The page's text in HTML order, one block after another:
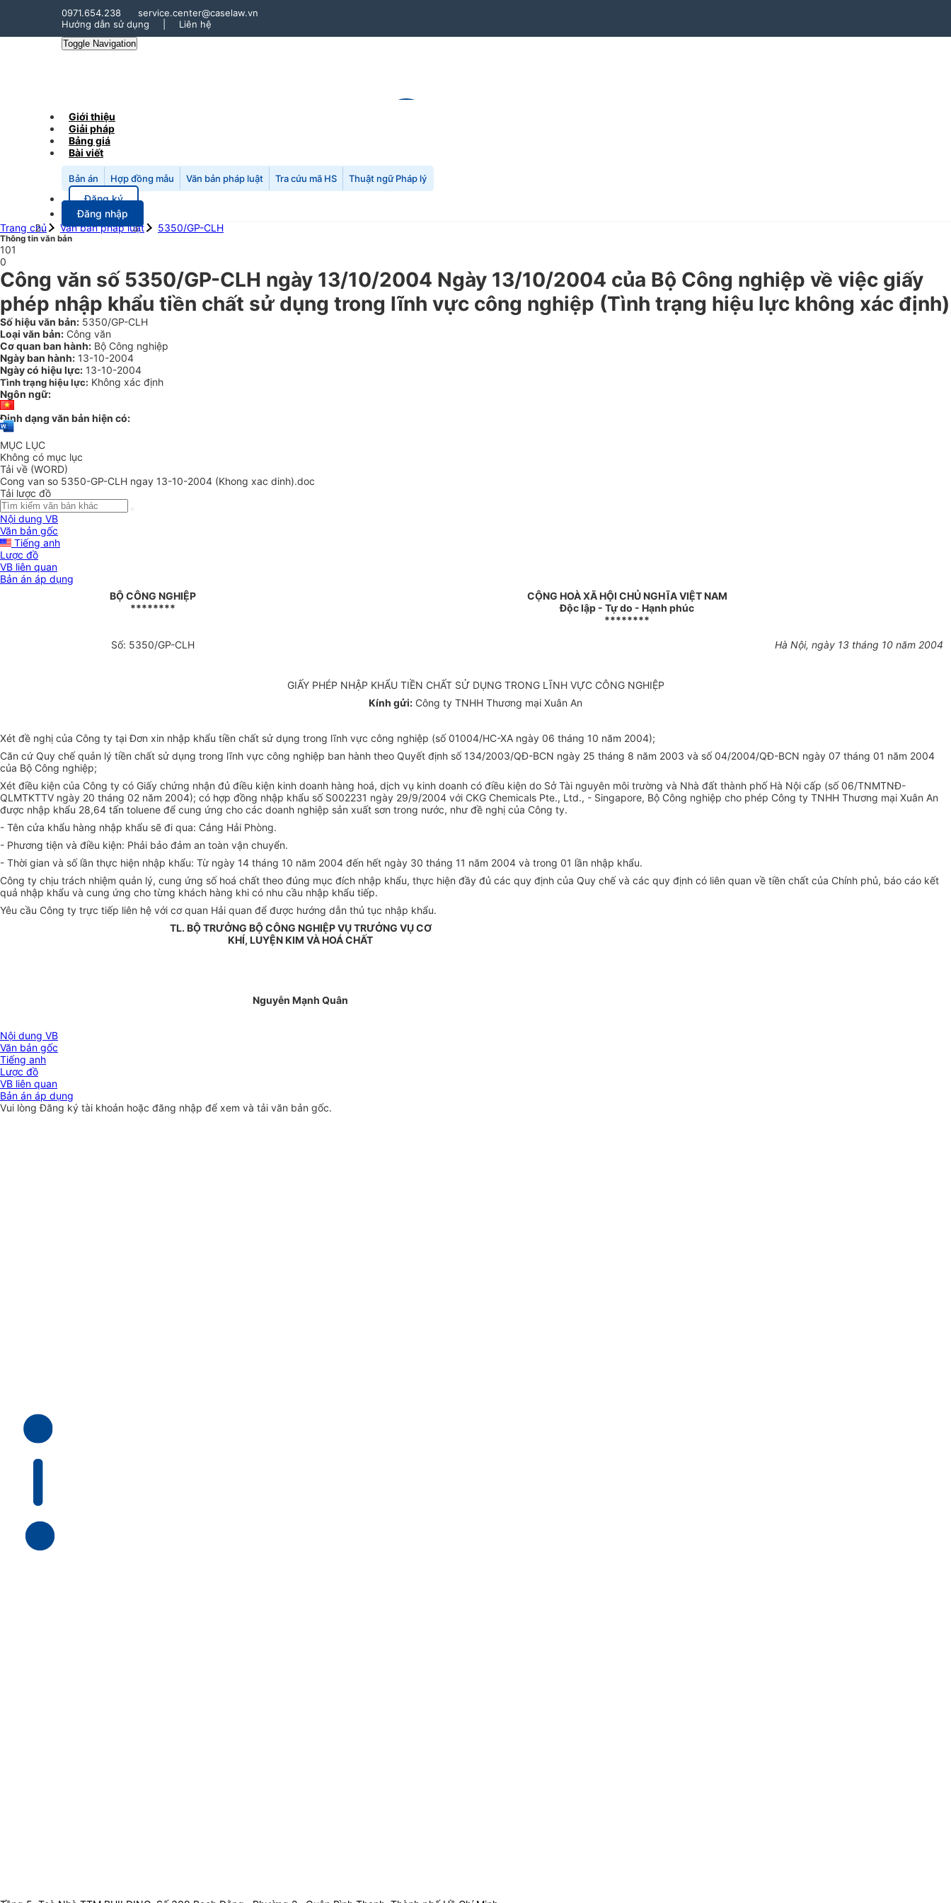
0971.654.238
service.center@caselaw.vn
Hướng dẫn sử dụng
Liên hệ
Toggle Navigation
Giới thiệu
Giải pháp
Bảng giá
Bài viết
Bản án Hợp đồng mẫu Văn bản pháp luật Tra cứu mã HS Thuật ngữ Pháp lý
Đăng ký
Đăng nhập
Trang chủ
Văn bản pháp luật 5350/GP-CLH
Thông tin văn bản
101
0
Công văn số 5350/GP-CLH ngày 13/10/2004 Ngày 13/10/2004 của Bộ Công nghiệp về việc giấy
phép nhập khẩu tiền chất sử dụng trong lĩnh vực công nghiệp (Tình trạng hiệu lực không xác định)
Số hiệu văn bản: 5350/GP-CLH
Loại văn bản: Công văn
Cơ quan ban hành: Bộ Công nghiệp
Ngày ban hành: 13-10-2004
Ngày có hiệu lực: 13-10-2004
Tình trạng hiệu lực: Không xác định
Ngôn ngữ:
Định dạng văn bản hiện có:
MỤC LỤC
Không có mục lục
Tải về (WORD)
Cong van so 5350-GP-CLH ngay 13-10-2004 (Khong xac dinh).doc
Tải lược đồ
Nội dung VB
Văn bản gốc
Tiếng anh
Lược đồ
VB liên quan
Bản án áp dụng
BỘ CÔNG NGHIỆP
********
CỘNG HOÀ XÃ HỘI CHỦ NGHĨA VIỆT NAM
Độc lập - Tự do - Hạnh phúc
********
Số: 5350/GP-CLH Hà Nội, ngày 13 tháng 10 năm 2004
GIẤY PHÉP NHẬP KHẨU TIỀN CHẤT SỬ DỤNG TRONG LĨNH VỰC CÔNG NGHIỆP
Kính gửi: Công ty TNHH Thương mại Xuân An
Xét đề nghị của Công ty tại Đơn xin nhập khẩu tiền chất sử dụng trong lĩnh vực công nghiệp (số 01004/HC-XA ngày 06 tháng 10 năm 2004);
Căn cứ Quy chế quản lý tiền chất sử dụng trong lĩnh vực công nghiệp ban hành theo Quyết định số 134/2003/QĐ-BCN ngày 25 tháng 8 năm 2003 và số 04/2004/QĐ-BCN ngày 07 tháng 01 năm 2004
của Bộ Công nghiệp;
Xét điều kiện của Công ty có Giấy chứng nhận đủ điều kiện kinh doanh hàng hoá, dịch vụ kinh doanh có điều kiện do Sở Tài nguyên môi trường và Nhà đất thành phố Hà Nội cấp (số 06/TNMTNĐ-
QLMTKTTV ngày 20 tháng 02 năm 2004); có hợp đồng nhập khẩu số S002231 ngày 29/9/2004 với CKG Chemicals Pte., Ltd., - Singapore, Bộ Công nghiệp cho phép Công ty TNHH Thương mại Xuân An
được nhập khẩu 28,64 tấn toluene để cung ứng cho các doanh nghiệp sản xuất sơn trong nước, như đề nghị của Công ty.
- Tên cửa khẩu hàng nhập khẩu sẽ đi qua: Cảng Hải Phòng.
- Phương tiện và điều kiện: Phải bảo đảm an toàn vận chuyển.
- Thời gian và số lần thực hiện nhập khẩu: Từ ngày 14 tháng 10 năm 2004 đến hết ngày 30 tháng 11 năm 2004 và trong 01 lần nhập khẩu.
Công ty chịu trách nhiệm quản lý, cung ứng số hoá chất theo đúng mục đích nhập khẩu, thực hiện đầy đủ các quy định của Quy chế và các quy định có liên quan về tiền chất của Chính phủ, báo cáo kết
quả nhập khẩu và cung ứng cho từng khách hàng khi có nhu cầu nhập khẩu tiếp.
Yêu cầu Công ty trực tiếp liên hệ với cơ quan Hải quan để được hướng dẫn thủ tục nhập khẩu.
TL. BỘ TRƯỞNG BỘ CÔNG NGHIỆP VỤ TRƯỞNG VỤ CƠ
KHÍ, LUYỆN KIM VÀ HOÁ CHẤT
Nguyễn Mạnh Quân
Nội dung VB
Văn bản gốc
Tiếng anh
Lược đồ
VB liên quan
Bản án áp dụng
Vui lòngĐăng ký tài khoản hoặc đăng nhập để xem và tải văn bản gốc.